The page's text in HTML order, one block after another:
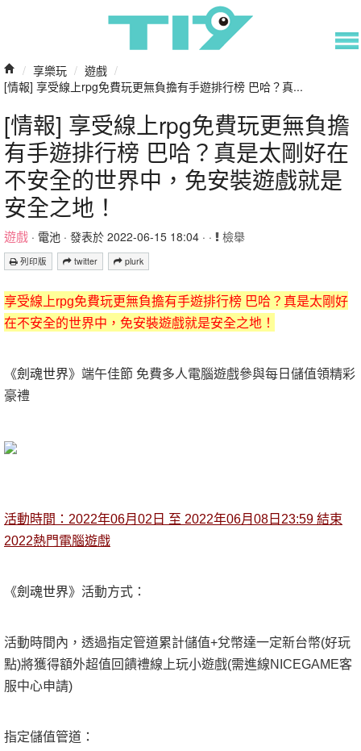
/ 享樂玩 / 遊戲 /
[情報] 享受線上rpg免費玩更無負擔有手遊排行榜 巴哈？真...
[情報] 享受線上rpg免費玩更無負擔
有手遊排行榜 巴哈？真是太剛好在
不安全的世界中，免安裝遊戲就是
安全之地！
遊戲 · 電池 · 發表於 2022-06-15 18:04 · · 檢舉
列印版 twitter plurk
享受線上rpg免費玩更無負擔有手遊排行榜 巴哈？真是太剛好
在不安全的世界中，免安裝遊戲就是安全之地！
《劍魂世界》端午佳節 免費多人電腦遊戲參與每日儲值領精彩
豪禮
活動時間：2022年06月02日 至 2022年06月08日23:59 結束
2022熱門電腦遊戲
《劍魂世界》 活動方式：
活動時間內，透過指定管道累計儲值+兌幣達一定新台幣(好玩
點)將獲得額外超值回饋禮線上玩小遊戲(需進線NICEGAME客
服中心申請)
指定儲值管道：